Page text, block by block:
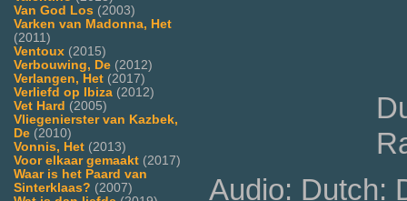
Van God Los (2003)
Varken van Madonna, Het
(2011)
Ventoux (2015)
Verbouwing, De (2012)
Verlangen, Het (2017)
Verliefd op Ibiza (2012)
Vet Hard (2005)
Vliegenierster van Kazbek,
De (2010)
Vonnis, Het (2013)
Voor elkaar gemaakt (2017)
Waar is het Paard van
Sinterklaas? (2007)
Audio: Dutch: